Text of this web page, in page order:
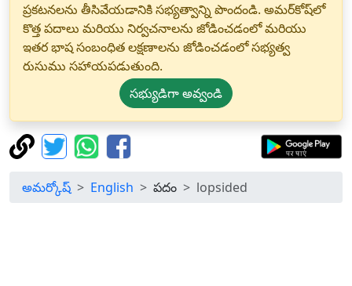
ప్రకటనలను తీసివేయడానికి సభ్యత్వాన్ని పొందండి. అమర్‌కోష్‌లో
కొత్త పదాలు మరియు నిర్వచనాలను జోడించడంలో మరియు
ఇతర భాష సంబంధిత లక్షణాలను జోడించడంలో సభ్యత్వ
రుసుము సహాయపడుతుంది.
సభ్యుడిగా అవ్వండి
అమర్కోష్ English పదం lopsided